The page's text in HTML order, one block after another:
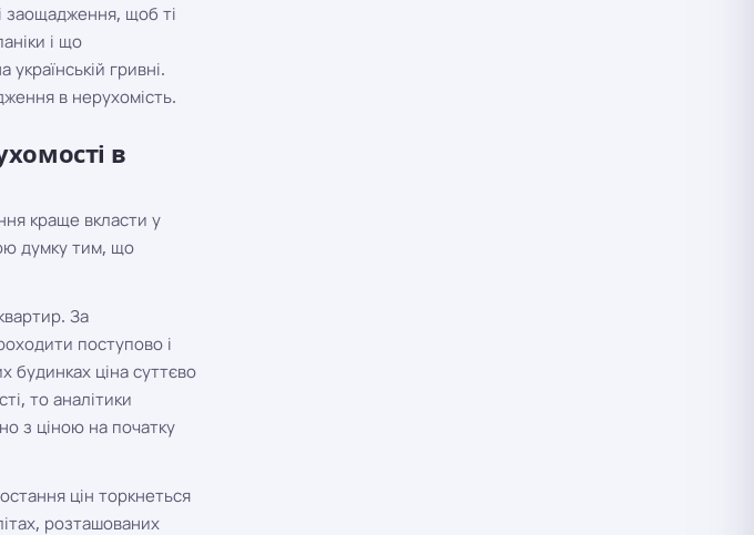
заощадження, щоб ті
і що
гривні.
в нерухомість.
в
краще вкласти у
думку тим, що
За
поступово і
будинках ціна суттєво
то аналітики
з ціною на початку
цін торкнеться
розташованих